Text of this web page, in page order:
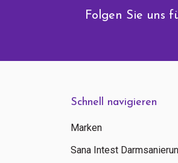
Folgen Sie uns
Schnell navigieren
Marken
Sana Intest